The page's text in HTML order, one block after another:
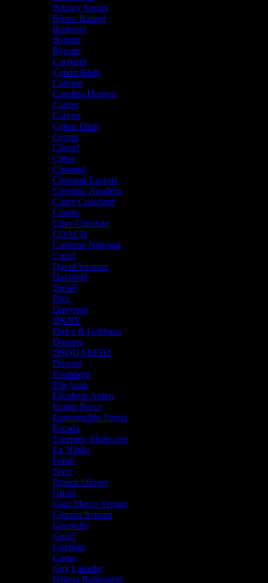
Britney Spears
Bruno Banani
Burberry
Bvlgari
Byredo
Cacharel
Calvin Klein
Carbine
Carolina Herrera
Cartier
Carven
Celine Dion
Cerruti
Chanel
Chloe
Chopard
Christian Lacroix
Christina Aguilera
Cindy Crawford
Clarins
Clive Christian
COACH
Costume National
Creed
David Yurman
Davidoff
Diesel
Dior
Diptyque
DKNY
Dolce & Gabbana
Doriane
DSQUARED2
Dupont
Eisenberg
Elie Saab
Elizabeth Arden
Emilio Pucci
Ermenegildo Zegna
Escada
Escentric Molecules
Ex Nihilo
Fendi
Ferre
Franck Olivier
Ghost
Gian Marco Venturi
Giorgio Armani
Givenchy
Gucci
Guerlain
Guess
Guy Laroche
Helena Rubinstein